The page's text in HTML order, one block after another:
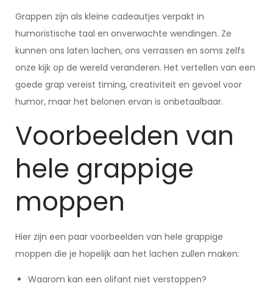
Grappen zijn als kleine cadeautjes verpakt in
humoristische taal en onverwachte wendingen. Ze
kunnen ons laten lachen, ons verrassen en soms zelfs
onze kijk op de wereld veranderen. Het vertellen van een
goede grap vereist timing, creativiteit en gevoel voor
humor, maar het belonen ervan is onbetaalbaar.
Voorbeelden van
hele grappige
moppen
Hier zijn een paar voorbeelden van hele grappige
moppen die je hopelijk aan het lachen zullen maken:
Waarom kan een olifant niet verstoppen?